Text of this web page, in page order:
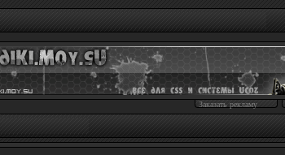
Заказать рекламу